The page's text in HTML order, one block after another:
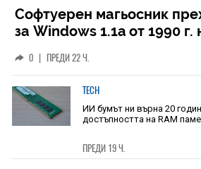
Софтуерен магьосник
за Windows 1.1a от 1990
0 | ПРЕДИ 22 Ч.
TECH
ИИ бумът ни върна 20
достъпността на RAM
ПРЕДИ 19 Ч.